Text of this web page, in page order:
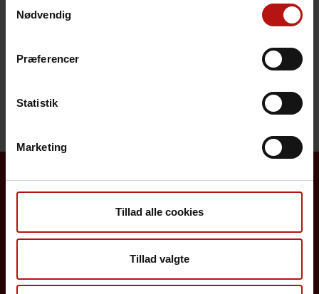
Nødvendig
Præferencer
Statistik
Marketing
Tillad alle cookies
Tillad valgte
Borgere
Det danske børnevaccinationsprogram
Influenzavaccination